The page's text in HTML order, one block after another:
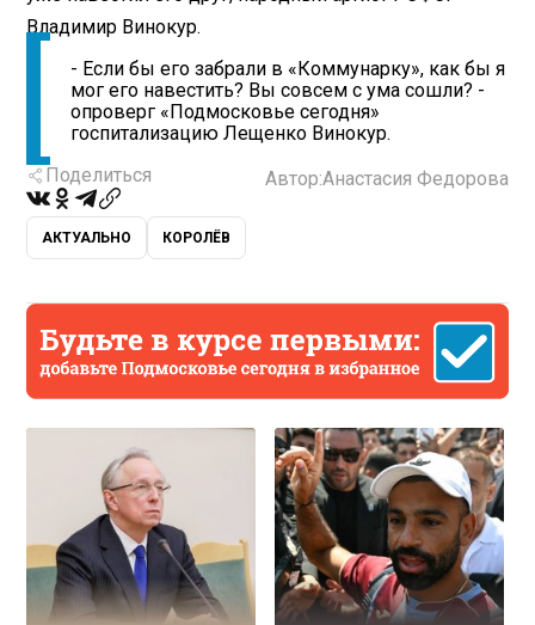
Владимир Винокур.
- Если бы его забрали в «Коммунарку», как бы я
мог его навестить? Вы совсем с ума сошли? -
опроверг «Подмосковье сегодня»
госпитализацию Лещенко Винокур.
Поделиться
Автор:Анастасия Федорова
АКТУАЛЬНО КОРОЛЁВ